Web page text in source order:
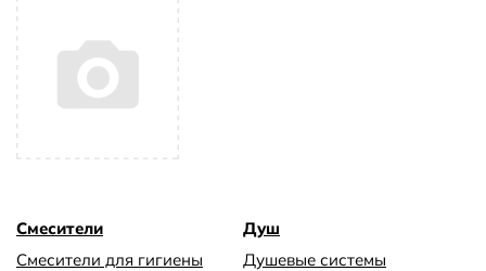
Смесители
Смесители для гигиены
Душ
Душевые системы